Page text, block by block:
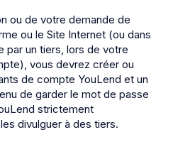
ou de votre demande de
ou le Site Internet (ou dans
par un tiers, lors de votre
vous devrez créer ou
de compte YouLend et un
de garder le mot de passe
strictement
divulguer à des tiers.